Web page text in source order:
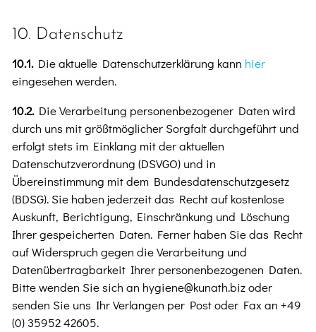
10. Datenschutz
10.1.Die aktuelle Datenschutzerklärung kann hier
eingesehen werden.
10.2.Die Verarbeitung personenbezogener Daten wird
durch uns mit größtmöglicher Sorgfalt durchgeführt und
erfolgt stets im Einklang mit der aktuellen
Datenschutzverordnung (DSVGO) und in
Übereinstimmung mit dem Bundesdatenschutzgesetz
(BDSG). Sie haben jederzeit das Recht auf kostenlose
Auskunft, Berichtigung, Einschränkung und Löschung
Ihrer gespeicherten Daten. Ferner haben Sie das Recht
auf Widerspruch gegen die Verarbeitung und
Datenübertragbarkeit Ihrer personenbezogenen Daten.
Bitte wenden Sie sich an hygiene@kunath.biz oder
senden Sie uns Ihr Verlangen per Post oder Fax an +49
(0) 35952 42605.